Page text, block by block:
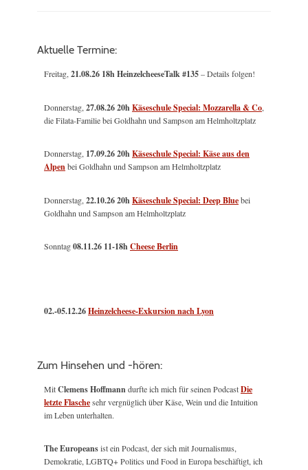
Aktuelle Termine:
Freitag,21.08.26 18h HeinzelcheeseTalk #135– Details folgen!
Donnerstag,27.08.26 20hKäseschule Special: Mozzarella & Co,
die Filata-Familie bei Goldhahn und Sampson am Helmholtzplatz
Donnerstag, 17.09.26 20hKäseschule Special: Käse aus den
Alpenbei Goldhahn und Sampson am Helmholtzplatz
Donnerstag,22.10.26 20hKäseschule Special: Deep Bluebei
Goldhahn und Sampson am Helmholtzplatz
Sonntag08.11.26 11-18hCheese Berlin
02.-05.12.26Heinzelcheese-Exkursion nach Lyon
Zum Hinsehen und -hören:
MitClemens Hoffmanndurfte ich mich für seinen PodcastDie
letzte Flaschesehr vergnüglich über Käse, Wein und die Intuition
im Leben unterhalten.
The Europeansist ein Podcast, der sich mit Journalismus,
Demokratie, LGBTQ+ Politics und Food in Europa beschäftigt, ich